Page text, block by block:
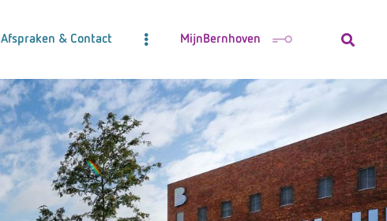
Afspraken & Contact MijnBernhoven